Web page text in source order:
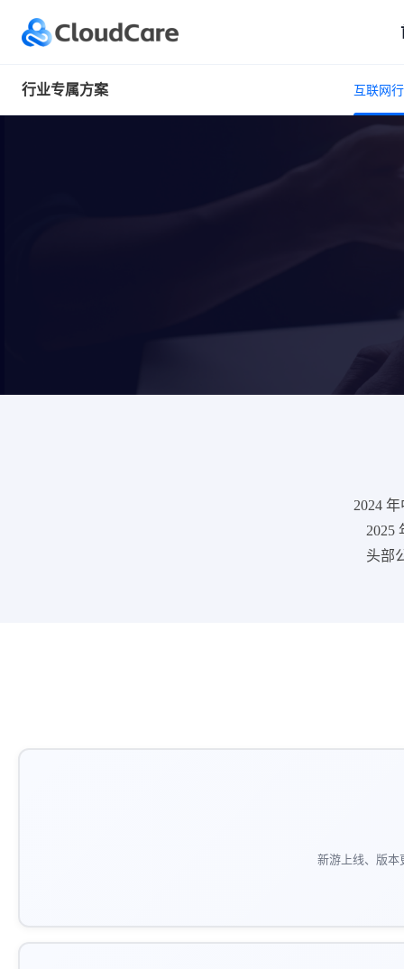
行业专属方案 互联网
2024
2025
头部
新游上线、版本